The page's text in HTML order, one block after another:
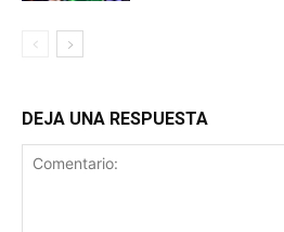
DEJA UNA RESPUESTA